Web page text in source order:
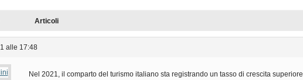
Articoli
alle 17:48
Nel 2021, il comparto del turismo italiano sta registrando un tasso di crescita superiore